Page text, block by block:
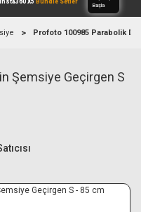
Setler
Alışverişe
Profoto 100985 Parabolik
Şemsiye Geçirgen S